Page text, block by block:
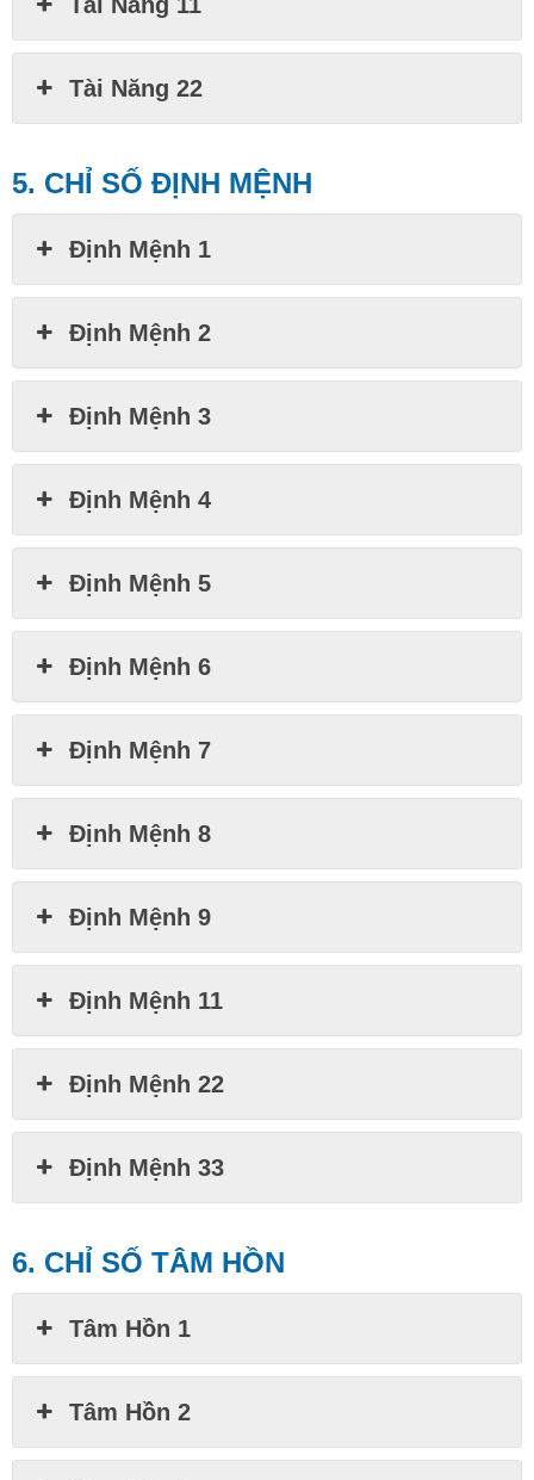
Tài Năng 22
5. CHỈ SỐ ĐỊNH MỆNH
Định Mệnh 1
Định Mệnh 2
Định Mệnh 3
Định Mệnh 4
Định Mệnh 5
Định Mệnh 6
Định Mệnh 7
Định Mệnh 8
Định Mệnh 9
Định Mệnh 11
Định Mệnh 22
Định Mệnh 33
6. CHỈ SỐ TÂM HỒN
Tâm Hồn 1
Tâm Hồn 2